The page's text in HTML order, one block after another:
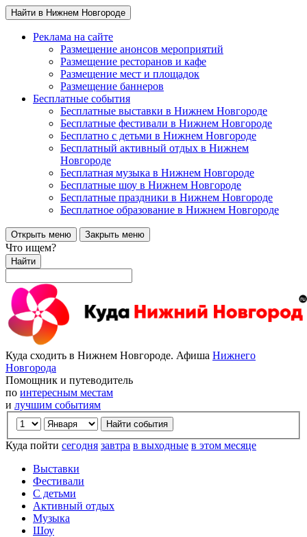
Найти в Нижнем Новгороде
Реклама на сайте
Размещение анонсов мероприятий
Размещение ресторанов и кафе
Размещение мест и площадок
Размещение баннеров
Бесплатные события
Бесплатные выставки в Нижнем Новгороде
Бесплатные фестивали в Нижнем Новгороде
Бесплатно с детьми в Нижнем Новгороде
Бесплатный активный отдых в Нижнем
Новгороде
Бесплатная музыка в Нижнем Новгороде
Бесплатные шоу в Нижнем Новгороде
Бесплатные праздники в Нижнем Новгороде
Бесплатное образование в Нижнем Новгороде
Открыть меню Закрыть меню
Что ищем?
Найти
Куда сходить в Нижнем Новгороде. Афиша Нижнего
Новгорода
Помощник и путеводитель
по интересным местам
и лучшим событиям
Куда пойти сегодня завтра в выходные в этом месяце
Выставки
Фестивали
С детьми
Активный отдых
Музыка
Шоу